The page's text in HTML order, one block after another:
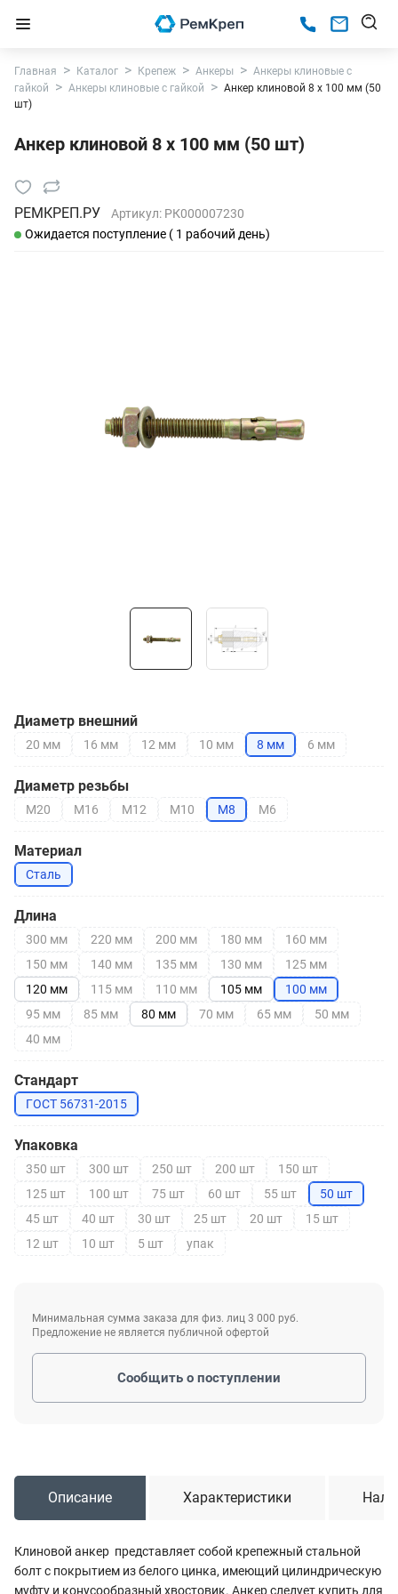
Главная Каталог Крепеж Анкеры
Анкеры клиновые с
гайкой
Анкеры клиновые с гайкой
Анкер клиновой 8 х 100 мм (50
шт)
Анкер клиновой 8 х 100 мм (50 шт)
РЕМКРЕП.РУ Артикул: РК000007230
Ожидается поступление ( 1 рабочий день)
Диаметр внешний
20 мм 16 мм 12 мм 10 мм 8 мм 6 мм
Диаметр резьбы
М20 М16 М12 М10 М8 М6
Материал
Сталь
Длина
300 мм 220 мм 200 мм 180 мм
160 мм
150 мм
140 мм 135 мм 130 мм
125 мм
120 мм
115 мм 110 мм 105 мм
100 мм
95 мм
85 мм 80 мм 70 мм 65 мм
50 мм
40 мм
Стандарт
ГОСТ 56731-2015
Упаковка
350 шт 300 шт 250 шт 200 шт
150 шт
125 шт
100 шт 75 шт 60 шт 55 шт
50 шт
45 шт
40 шт 30 шт 25 шт 20 шт
15 шт
12 шт
10 шт 5 шт упак
Минимальная сумма заказа для физ. лиц 3 000 руб.
Предложение не является публичной офертой
Сообщить о поступлении
Описание Характеристики
Клиновой анкер представляет собой крепежный стальной
болт с покрытием из белого цинка, имеющий цилиндрическую
муфту и конусообразный хвостовик. Анкер следует купить для